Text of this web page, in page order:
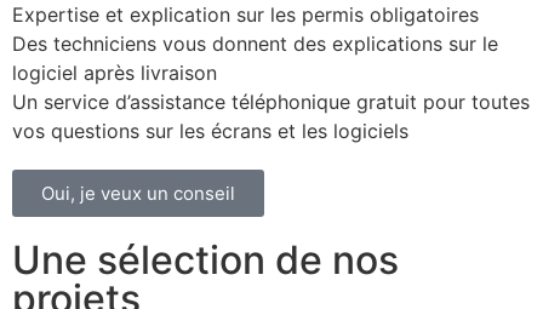
Expertise et explication sur les permis obligatoires
Des techniciens vous donnent des explications sur le
logiciel après livraison
Un service d’assistance téléphonique gratuit pour toutes
vos questions sur les écrans et les logiciels
Oui, je veux un conseil
Une sélection de nos
projets